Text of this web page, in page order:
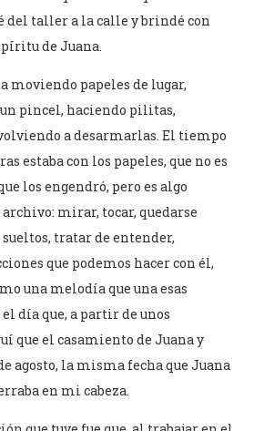
del taller a la calle y brindé con
de Juana.
moviendo papeles de lugar,
pincel, haciendo pilitas,
a desarmarlas. El tiempo
estaba con los papeles, que no es
los engendró, pero es algo
archivo: mirar, tocar, quedarse
tratar de entender,
que podemos hacer con él,
una melodía que una esas
día que, a partir de unos
que el casamiento de Juana y
agosto, la misma fecha que Juana
en mi cabeza.